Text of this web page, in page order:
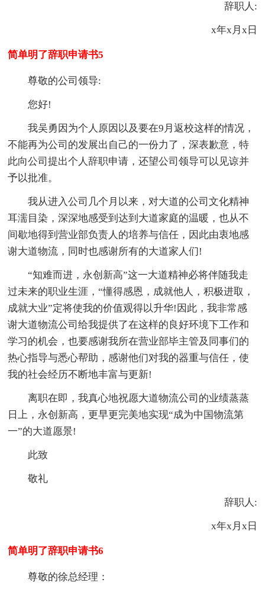
辞职人:
x年x月x日
简单明了辞职申请书5
尊敬的公司领导:
您好!
我吴勇因为个人原因以及要在9月返校这样的情况，
不能再为公司的发展出自己的一份力了，深表歉意，特
此向公司提出个人辞职申请，还望公司领导可以见谅并
予以批准。
我从进入公司几个月以来，对大道的公司文化精神
耳濡目染，深深地感受到达到大道家庭的温暖，也从不
间歇地得到营业部负责人的培养与信任，因此由衷地感
谢大道物流，同时也感谢所有的大道家人们!
“知难而进，永创新高”这一大道精神必将伴随我走
过未来的职业生涯，“懂得感恩，成就他人，积极进取，
成就大业”定将使我的价值观得以升华!因此，我非常感
谢大道物流公司给我提供了在这样的良好环境下工作和
学习的机会，也要感谢我所在营业部毕主管及同事们的
热心指导与悉心帮助，感谢他们对我的器重与信任，使
我的社会经历不断地丰富与更新!
离职在即，我真心地祝愿大道物流公司的业绩蒸蒸
日上，永创新高，更早更完美地实现“成为中国物流第
一”的大道愿景!
此致
敬礼
辞职人:
x年x月x日
简单明了辞职申请书6
尊敬的徐总经理：